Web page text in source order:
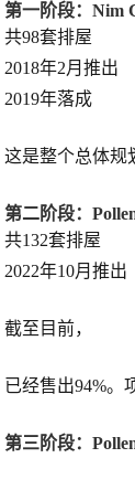
第一阶段：Nim
共98套排屋
2018年2月推出
2019年落成
这是整个总体规
第二阶段：
共132套排屋
2022年10月推出
截至目前，
已经售出94%。
第三阶段：